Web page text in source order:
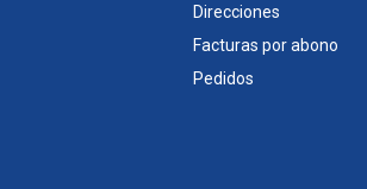
Direcciones
Facturas por abono
Pedidos